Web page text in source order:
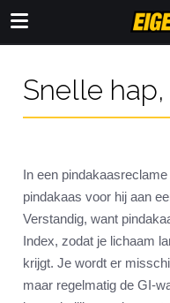
Snelle
In een
pindakaas voor hij aan
Verstandig, want
Index, zodat je lichaam
krijgt. Je wordt er
maar regelmatig de GI-